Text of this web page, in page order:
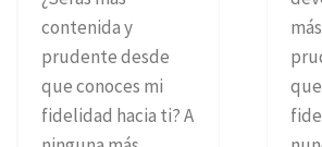
contenida y
prudente desde
que conoces mi
fidelidad hacia ti? A